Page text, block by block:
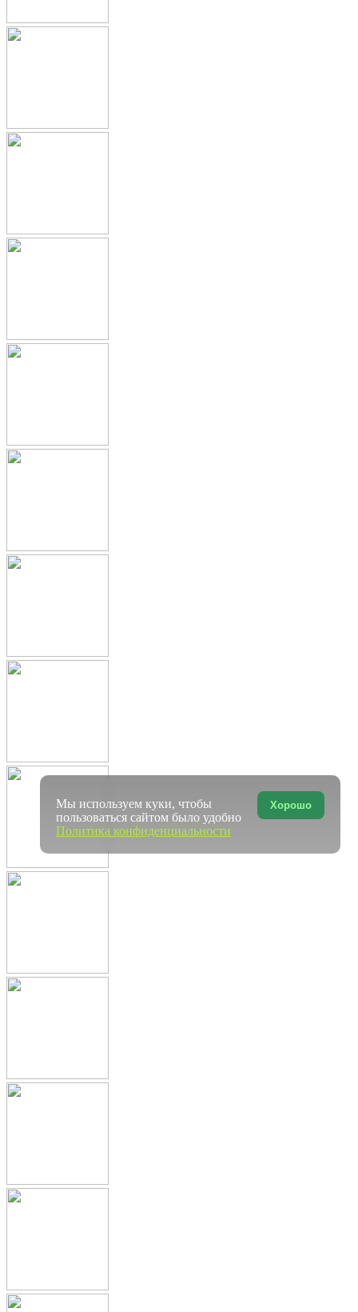
Хорошо
Мы используем куки, чтобы
пользоваться сайтом было удобно
Политика конфиденциальности